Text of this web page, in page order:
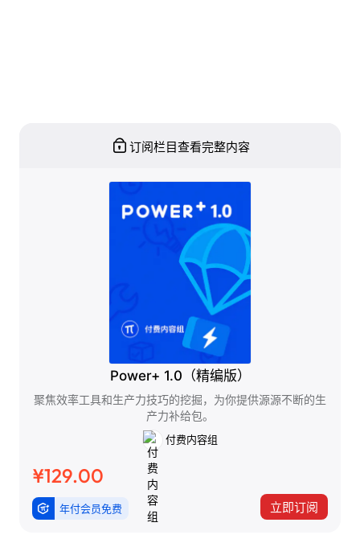
订阅栏目查看完整内容
Power+ 1.0（精编版）
聚焦效率工具和生产力技巧的挖掘，为你提供源源不断的生
产力补给包。
付费内容组
¥129.00
年付会员免费 立即订阅